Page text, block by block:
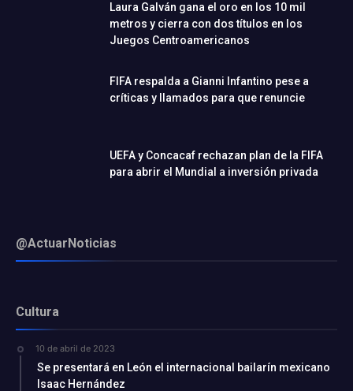
Laura Galván gana el oro en los 10 mil
metros y cierra con dos títulos en los
Juegos Centroamericanos
FIFA respalda a Gianni Infantino pese a
críticas y llamados para que renuncie
UEFA y Concacaf rechazan plan de la FIFA
para abrir el Mundial a inversión privada
@ActuarNoticias
Cultura
10 de abril de 2023
Se presentará en León el internacional bailarín mexicano
Isaac Hernández